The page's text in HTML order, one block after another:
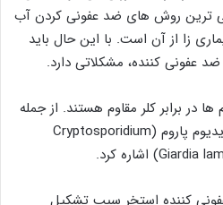
ترین روش های ضد عفونی کردن آب
زا از آن است. با این حال باید
عفونی کننده، مشکلاتی دارد.
ها در برابر کلر مقاوم هستند. از جمله
آن ها می توان به کریپتوسپوریدیوم پاروم (Cryptosporidium
کننده استخر سبب تشکیل